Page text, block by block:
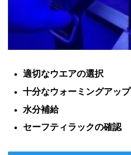
適切なウエアの選択
十分なウォーミングアップ
水分補給
セーフティラックの確認